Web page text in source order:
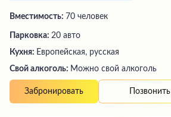
Вместимость: 70 человек
Парковка: 20 авто
Кухня: Европейская, русская
Свой алкоголь: Можно свой алкоголь
Забронировать Позвонить